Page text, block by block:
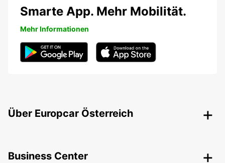
Smarte App. Mehr Mobilität.
Mehr Informationen
Über Europcar Österreich
Business Center